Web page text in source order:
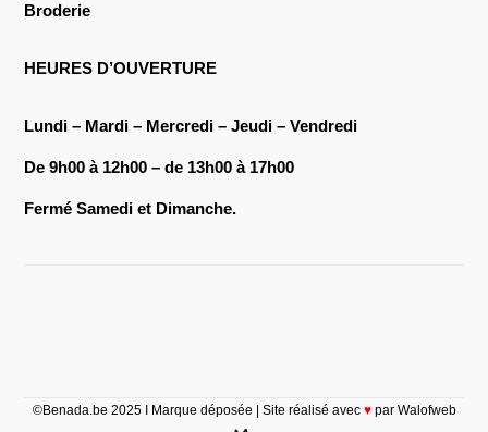
Broderie
HEURES D’OUVERTURE
Lundi – Mardi – Mercredi – Jeudi – Vendredi
De 9h00 à 12h00 – de 13h00 à 17h00
Fermé Samedi et Dimanche.
©Benada.be 2025 I Marque déposée | Site réalisé avec ♥par Walofweb